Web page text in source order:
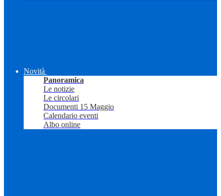
Novità
Panoramica
Le notizie
Le circolari
Documenti 15 Maggio
Calendario eventi
Albo online